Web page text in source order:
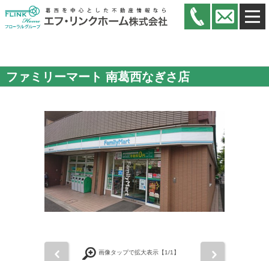
ファミリーマート 南葛西なぎさ店
画像タップで拡大表示【1/1】